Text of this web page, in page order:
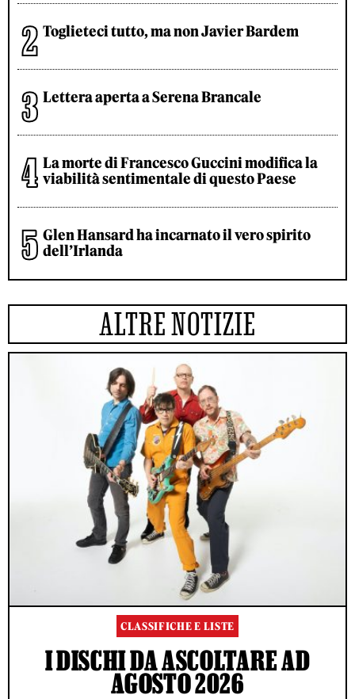
Toglieteci tutto, ma non Javier Bardem
Lettera aperta a Serena Brancale
La morte di Francesco Guccini modifica la
viabilità sentimentale di questo Paese
Glen Hansard ha incarnato il vero spirito
dell’Irlanda
ALTRE NOTIZIE
CLASSIFICHE E LISTE
I DISCHI DA ASCOLTARE AD
AGOSTO 2026